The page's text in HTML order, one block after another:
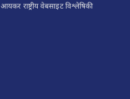
आयकर राष्ट्रीय वेबसाइट विश्लेषिकी